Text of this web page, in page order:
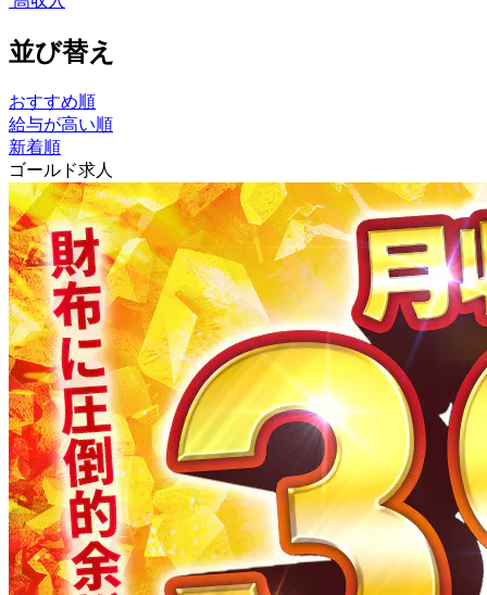
並び替え
おすすめ順
給与が高い順
新着順
ゴールド求人